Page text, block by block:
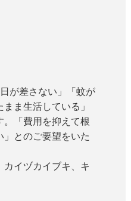
が差さない」「蚊が
ま生活している」
。「費用を抑えて根
とのご要望をいた
イヅカイブキ、キ